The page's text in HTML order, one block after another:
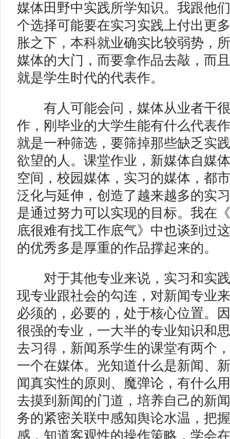
媒体田野中实践所学知识。我跟他
个选择可能要在实习实践上付出更
胀之下，本科就业确实比较弱势，
媒体的大门，而要拿作品去敲，而
就是学生时代的代表作。
有人可能会问，媒体从业者干很
作，刚毕业的大学生能有什么代表
就是一种筛选，要筛掉那些缺乏实
欲望的人。课堂作业，新媒体自媒
空间，校园媒体，实习的媒体，都
泛化与延伸，创造了越来越多的实
是通过努力可以实现的目标。我在
底很难有找工作底气》中也谈到过
的优秀多是厚重的作品撑起来的。
对于其他专业来说，实习和实践
现专业跟社会的勾连，对新闻专业
必须的，必要的，处于核心位置。
很强的专业，一大半的专业知识和
去习得，新闻系学生的课堂有两个
一个在媒体。光知道什么是新闻、
闻真实性的原则、魔弹论，有什么
去摸到新闻的门道，培养自己的新
务的紧密关联中感知舆论水温，把
感，知道客观性的操作策略，学会